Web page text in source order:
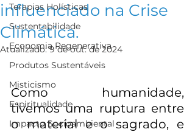
Terapias Holísticas
Sustentabilidade
Economia Regenerativa
Produtos Sustentáveis
Misticismo
Espiritualidade
Impacto Socioambiental
influenciado na Crise
Climática.
Atualizado:9 de out. de 2024
Como humanidade,
tivemos uma ruptura entre
o material e o sagrado, e